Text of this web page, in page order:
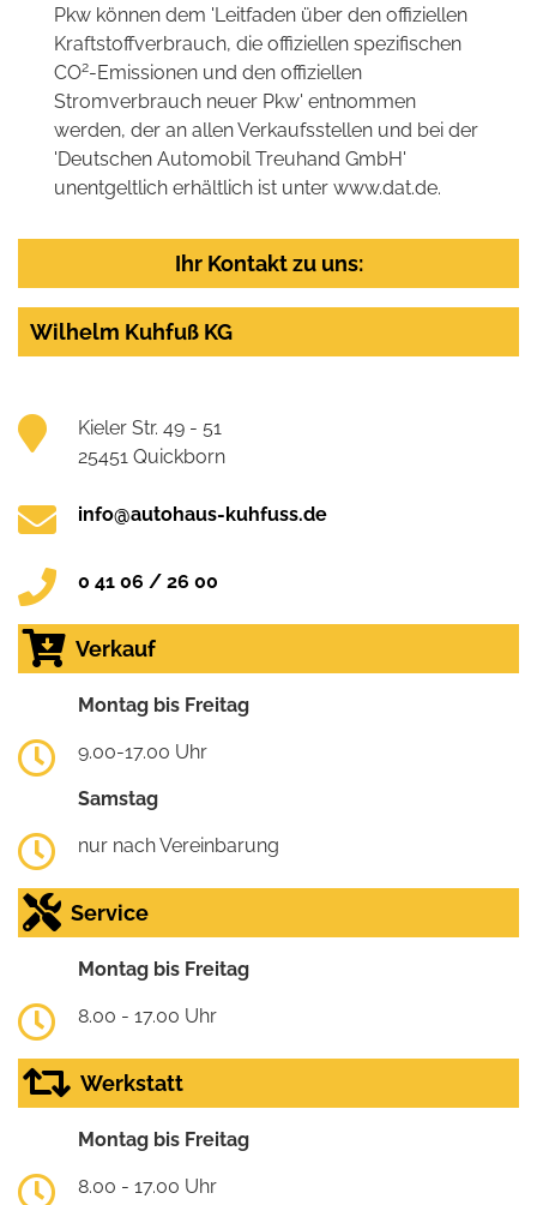
Pkw können dem 'Leitfaden über den offiziellen
Kraftstoffverbrauch, die offiziellen spezifischen
CO2-Emissionen und den offiziellen
Stromverbrauch neuer Pkw' entnommen
werden, der an allen Verkaufsstellen und bei der
'Deutschen Automobil Treuhand GmbH'
unentgeltlich erhältlich ist unter www.dat.de.
Ihr Kontakt zu uns:
Wilhelm Kuhfuß KG
Kieler Str. 49 - 51
25451 Quickborn
info@autohaus-kuhfuss.de
0 41 06 / 26 00
Verkauf
Montag bis Freitag
9.00-17.00 Uhr
Samstag
nur nach Vereinbarung
Service
Montag bis Freitag
8.00 - 17.00 Uhr
Werkstatt
Montag bis Freitag
8.00 - 17.00 Uhr